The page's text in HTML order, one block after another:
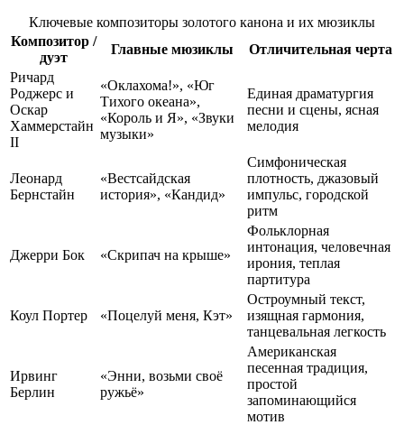
Ключевые композиторы золотого канона и их мюзиклы
Композитор /
дуэт
Главные мюзиклы
Отличительная черта
Ричард
Роджерс и
Оскар
Хаммерстайн
II
«Оклахома!», «Юг
Тихого океана»,
«Король и Я», «Звуки
музыки»
Единая драматургия
песни и сцены, ясная
мелодия
Леонард
Бернстайн
«Вестсайдская
история», «Кандид»
Симфоническая
плотность, джазовый
импульс, городской
ритм
Джерри Бок «Скрипач на крыше»
Фольклорная
интонация, человечная
ирония, теплая
партитура
Коул Портер «Поцелуй меня, Кэт»
Остроумный текст,
изящная гармония,
танцевальная легкость
Ирвинг
Берлин
«Энни, возьми своё
ружьё»
Американская
песенная традиция,
простой
запоминающийся
мотив